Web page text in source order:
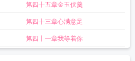
第四十五章金玉伏羹
第四十三章心满意足
第四十一章我等着你